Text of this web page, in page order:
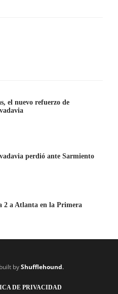
el nuevo refuerzo de
perdió ante Sarmiento
2 a Atlanta en la Primera
byShufflehound.
DE PRIVACIDAD